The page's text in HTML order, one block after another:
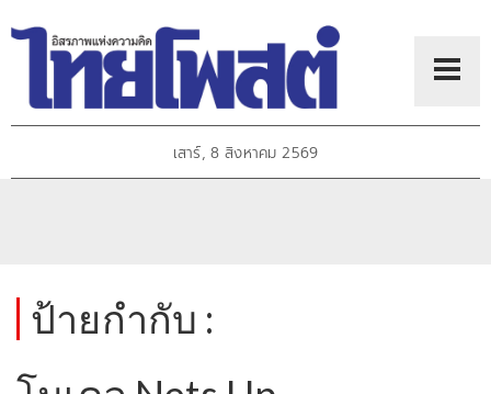
เสาร์, 8 สิงหาคม 2569
ป้ายกำกับ :